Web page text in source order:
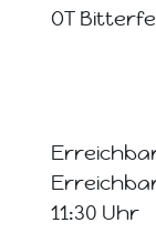
OT
11:30 Uhr